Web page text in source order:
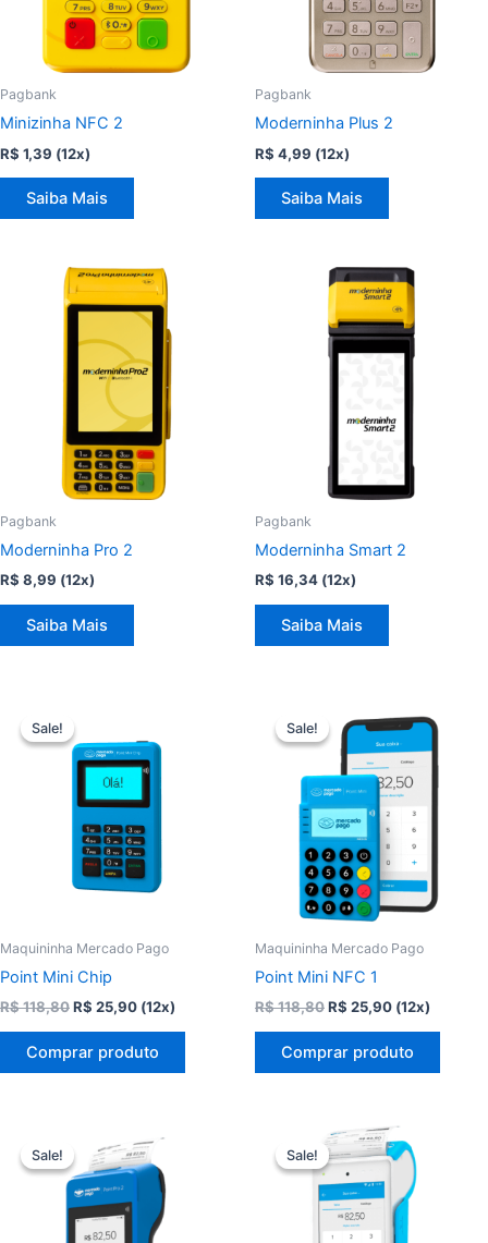
Pagbank
Minizinha NFC 2
R$ 1,39 (12x)
Saiba Mais
Pagbank
Moderninha Plus 2
R$ 4,99 (12x)
Saiba Mais
Pagbank
Moderninha Pro 2
R$ 8,99 (12x)
Saiba Mais
Pagbank
Moderninha Smart 2
R$ 16,34 (12x)
Saiba Mais
Sale!
Sale!
Maquininha Mercado Pago
Point Mini Chip
R$118,80O
era:
R$ 25,90O
é:
(12x)
Comprar produto
Sale!
Sale!
Maquininha Mercado Pago
Point Mini NFC 1
R$118,80O
era:
R$ 25,90O
é:
(12x)
Comprar produto
Sale!
Sale! Sale!
Sale!